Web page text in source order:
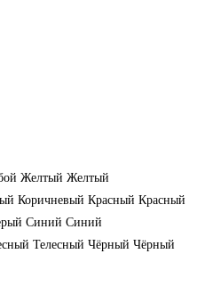
Желтый Желтый
Коричневый Красный Красный
Синий Синий
Телесный Чёрный Чёрный